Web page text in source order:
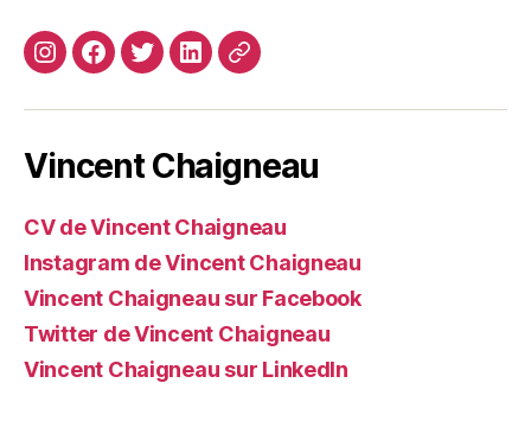
InstagramFacebook
TwitterLinkedin
Site
Vincent Chaigneau
CV de Vincent Chaigneau
Instagram de Vincent Chaigneau
Vincent Chaigneau sur Facebook
Twitter de Vincent Chaigneau
Vincent Chaigneau sur LinkedIn